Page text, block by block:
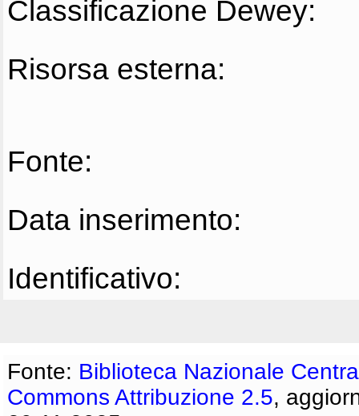
Classificazione Dewey:
Risorsa esterna:
Fonte:
Data inserimento:
Identificativo:
Fonte: Biblioteca Nazionale
Commons Attribuzione 2.5,